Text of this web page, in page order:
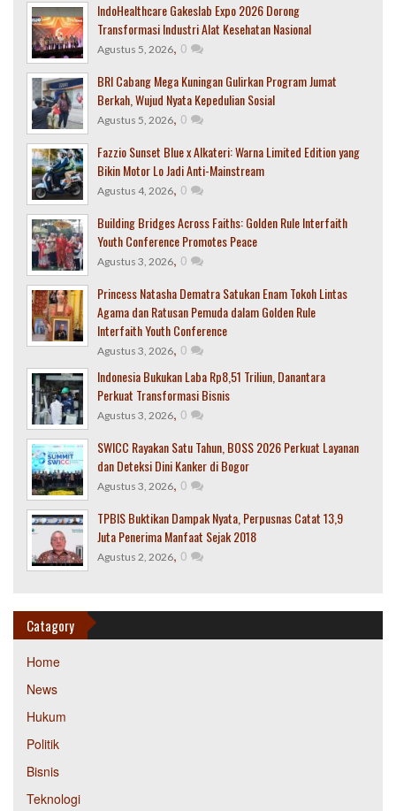
IndoHealthcare Gakeslab Expo 2026 Dorong
Transformasi Industri Alat Kesehatan Nasional
Agustus 5, 2026, 0
BRI Cabang Mega Kuningan Gulirkan Program Jumat
Berkah, Wujud Nyata Kepedulian Sosial
Agustus 5, 2026, 0
Fazzio Sunset Blue x Alkateri: Warna Limited Edition yang
Bikin Motor Lo Jadi Anti-Mainstream
Agustus 4, 2026, 0
Building Bridges Across Faiths: Golden Rule Interfaith
Youth Conference Promotes Peace
Agustus 3, 2026, 0
Princess Natasha Dematra Satukan Enam Tokoh Lintas
Agama dan Ratusan Pemuda dalam Golden Rule
Interfaith Youth Conference
Agustus 3, 2026, 0
Indonesia Bukukan Laba Rp8,51 Triliun, Danantara
Perkuat Transformasi Bisnis
Agustus 3, 2026, 0
SWICC Rayakan Satu Tahun, BOSS 2026 Perkuat Layanan
dan Deteksi Dini Kanker di Bogor
Agustus 3, 2026, 0
TPBIS Buktikan Dampak Nyata, Perpusnas Catat 13,9
Juta Penerima Manfaat Sejak 2018
Agustus 2, 2026, 0
Catagory
Home
News
Hukum
Politik
Bisnis
Teknologi